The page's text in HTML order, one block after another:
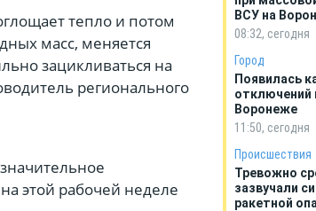
тепло и потом
масс, меняется
зацикливаться на
регионального
этой рабочей неделе
ВСУ на
08:32, сегодня
Город
Появилась
Воронеже
11:50, сегодня
Происшествия
Тревожно
зазвучали
ракетной